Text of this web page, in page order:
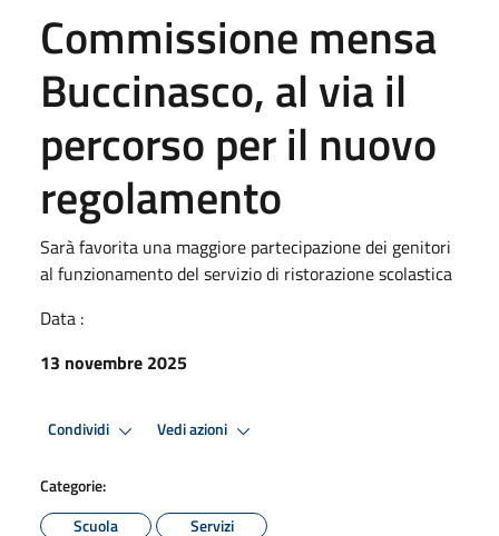
Commissione mensa
Buccinasco, al via il
percorso per il nuovo
regolamento
Sarà favorita una maggiore partecipazione dei genitori
al funzionamento del servizio di ristorazione scolastica
Data :
13 novembre 2025
Condividi Vedi azioni
Categorie:
Scuola
Servizi